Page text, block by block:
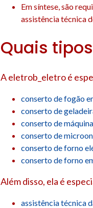
Em síntese, são
assistência técnica
Quais
A eletrob_eletro é
conserto de fogão
conserto de
conserto de
conserto de
conserto de forno
conserto de forno
Além disso, ela é
assistência técnica